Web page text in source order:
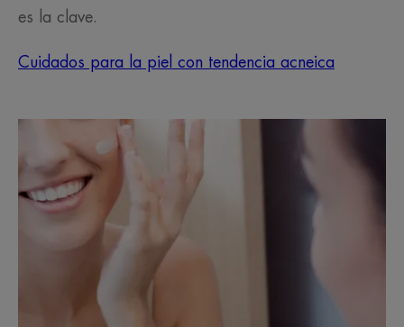
es la clave.
Cuidados para la piel con tendencia acneica